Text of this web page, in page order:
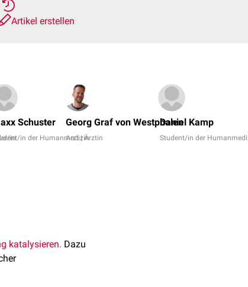
Artikel erstellen
in
Schuster
in der Humanmedizin
Georg Graf von Westphalen
Arzt | Ärztin
Daniel Kamp
Student/in der
katalysieren. Dazu